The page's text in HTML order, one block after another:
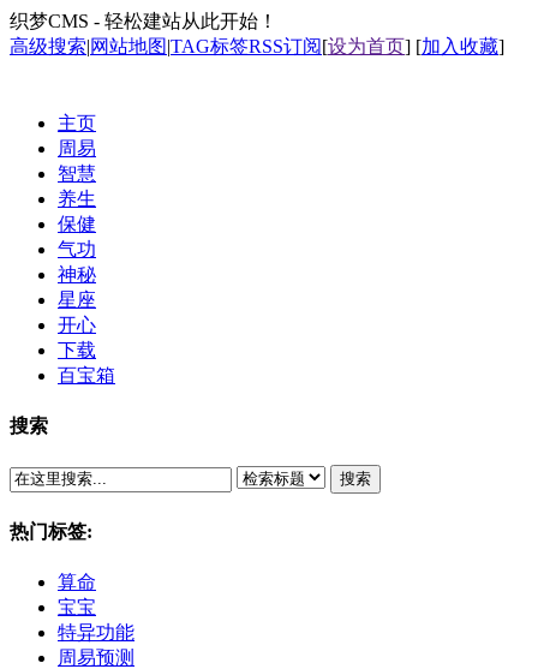
织梦CMS - 轻松建站从此开始！
高级搜索|网站地图|TAG标签RSS订阅[设为首页] [加入收藏]
主页
周易
智慧
养生
保健
气功
神秘
星座
开心
下载
百宝箱
搜索
搜索
热门标签:
算命
宝宝
特异功能
周易预测